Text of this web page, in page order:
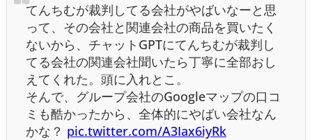
てんちむが裁判してる会社がやばいなーと思
って、その会社と関連会社の商品を買いたく
ないから、チャットGPTにてんちむが裁判し
てる会社の関連会社聞いたら丁寧に全部おし
えてくれた。頭に入れとこ。
そんで、グループ会社のGoogleマップの口コ
ミも酷かったから、全体的にやばい会社なん
かな？ pic.twitter.com/A3Iax6iyRk